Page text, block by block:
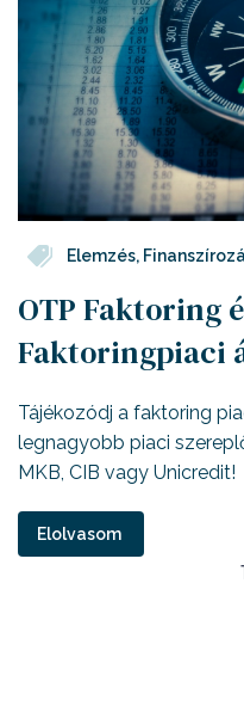
Elemzés,
OTP Faktoring
Faktoringpiaci
Tájékozódj a faktoring
legnagyobb piaci
MKB, CIB vagy Unicredit!
Elolvasom